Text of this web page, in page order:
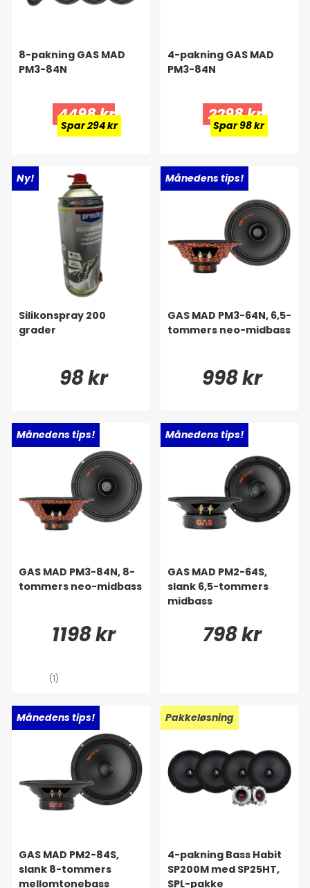
8-pakning GAS MAD
PM3-84N
4498 kr
Spar 294 kr
4-pakning GAS MAD
PM3-84N
2298 kr
Spar 98 kr
Ny!
Silikonspray 200
grader
98 kr
Ny!
Månedens tips!
GAS MAD PM3-64N, 6,5-
tommers neo-midbass
998 kr
Ny!
Månedens tips!
GAS MAD PM3-84N, 8-
tommers neo-midbass
1198 kr
(1)
Ny!
Månedens tips!
GAS MAD PM2-64S,
slank 6,5-tommers
midbass
798 kr
Ny!
Månedens tips!
GAS MAD PM2-84S,
slank 8-tommers
mellomtonebass
Ny!
Pakkeløsning
4-pakning Bass Habit
SP200M med SP25HT,
SPL-pakke